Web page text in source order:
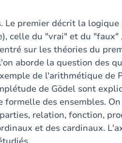
Le premier décrit la
celle du "vrai" et du
sur les théories du
aborde la question des
de l'arithmétique de
de Gödel sont
des ensembles.
relation, fonction,
et des cardinaux.